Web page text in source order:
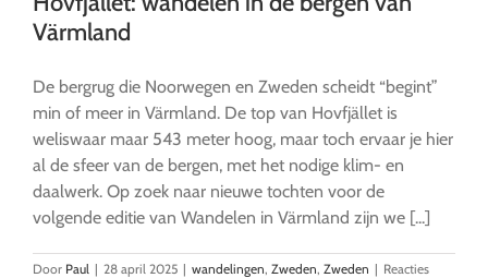
Värmland
De bergrug die Noorwegen en Zweden scheidt “begint”
min of meer in Värmland. De top van Hovfjället is
weliswaar maar 543 meter hoog, maar toch ervaar je hier
al de sfeer van de bergen, met het nodige klim- en
daalwerk. Op zoek naar nieuwe tochten voor de
volgende editie van Wandelen in Värmland zijn we [...]
Door Paul | 28 april 2025 | wandelingen, Zweden, Zweden | Reacties